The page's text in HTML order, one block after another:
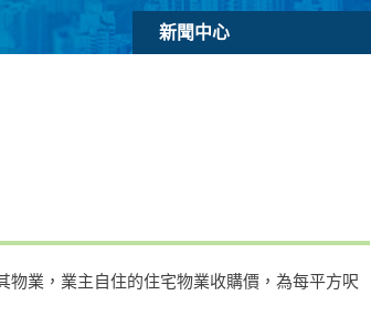
新聞中心
業，業主自住的住宅物業收購價，為每平方呎